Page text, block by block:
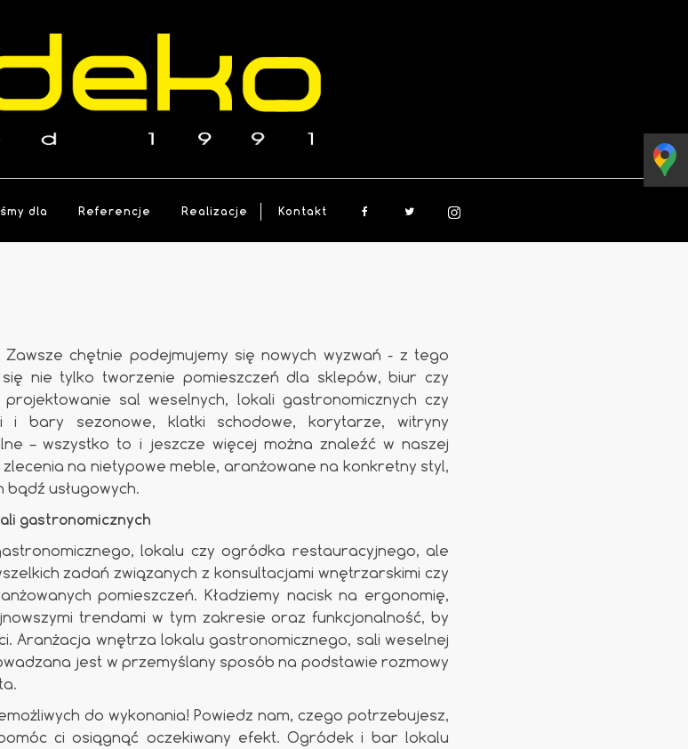
dla Referencje Realizacje Kontakt
chętnie podejmujemy się nowych wyzwań - z tego
nie tylko tworzenie pomieszczeń dla sklepów, biur czy
sal weselnych, lokali gastronomicznych czy
i bary sezonowe, klatki schodowe, korytarze, witryny
– wszystko to i jeszcze więcej można znaleźć w naszej
na nietypowe meble, aranżowane na konkretny styl,
usługowych.
gastronomicznych
lokalu czy ogródka restauracyjnego, ale
zadań związanych z konsultacjami wnętrzarskimi czy
pomieszczeń. Kładziemy nacisk na ergonomię,
trendami w tym zakresie oraz funkcjonalność, by
Aranżacja wnętrza lokalu gastronomicznego, sali weselnej
jest w przemyślany sposób na podstawie rozmowy
do wykonania! Powiedz nam, czego potrzebujesz,
ci osiągnąć oczekiwany efekt. Ogródek i bar lokalu